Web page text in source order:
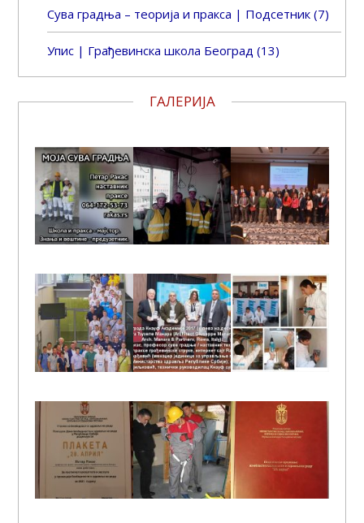
Сува градња – теорија и пракса | Подсетник (7)
Упис | Грађевинска школа Београд (13)
ГАЛЕРИЈА